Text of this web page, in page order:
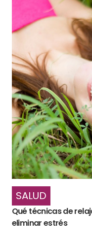
SALUD
Qué técnicas de
eliminar estrés